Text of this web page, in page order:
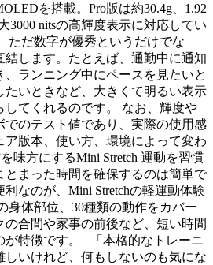
を搭載。Pro版は約30.4g、1.92
3000 nitsの高輝度表示に対応してい
ただ数字が優秀というだけでな
結します。たとえば、通勤中に通知
、ランニング中にペースを見たいと
たいときなど、大きくて明るい表示
してくれるのです。 なお、輝度や
でのテスト値であり、実際の使用感
ア版本、使い方、環境によって変わ
味方にするMini Stretch 運動を習慣
とまった時間を確保するのは簡単で
なのが、Mini Stretchの軽運動体験
身体部位、30種類の動作をカバー
の合間や家事の前後など、短い時間
が特徴です。 「本格的なトレーニ
しいけれど、何もしないのも気にな